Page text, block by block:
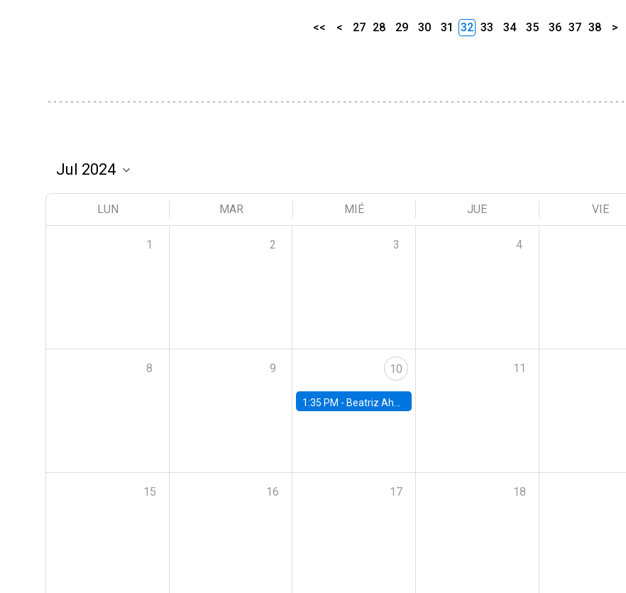
<< < 27 28 29 30 31 32 33 34 35 36 37 38 >
LUN MAR MIÉ JUE VIE
1 2 3 4
8 9 10
1:35 PM - Beatriz Ahumada, PhD candidate, Universidad de Pittsburgh
11
15 16 17 18